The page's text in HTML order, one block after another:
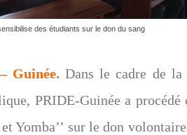
des étudiants sur le don du sang
Guinée.Dans le cadre de
PRIDE-Guinée a
et Yomba’’ sur le don